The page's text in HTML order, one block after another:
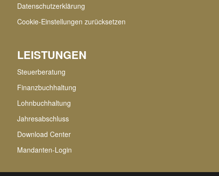
Datenschutzerklärung
Cookie-Einstellungen zurücksetzen
LEISTUNGEN
Steuerberatung
Finanzbuchhaltung
Lohnbuchhaltung
Jahresabschluss
Download Center
Mandanten-Login